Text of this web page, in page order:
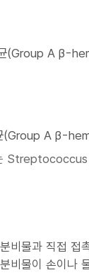
(Group A β-
(Group A β-
비물과 직접 접
비물이 손이나